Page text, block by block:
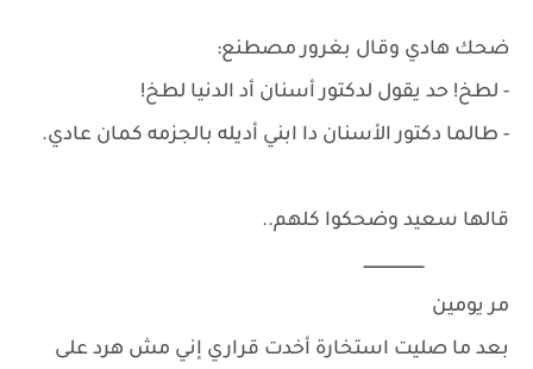
ضحك هادي وقال بغرور مصطنع:
- لطخ! حد يقول لدكتور أسنان أد الدنيا لطخ!
- طالما دكتور الأسنان دا ابني أديله بالجزمه كمان عادي.
قالها سعيد وضحكوا كلهم..
ـــــــــــــــــــــــــ
مر يومين
بعد ما صليت استخارة أخدت قراري إني مش هرد على